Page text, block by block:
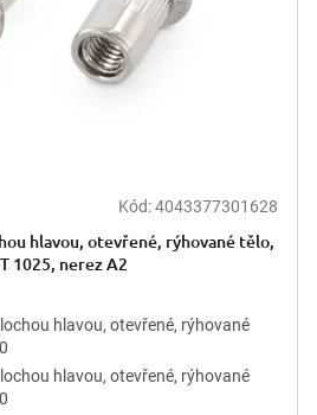
Kód:4043377301628
hlavou, otevřené, rýhované tělo,
1025, nerez A2
hlavou, otevřené, rýhované
hlavou, otevřené, rýhované